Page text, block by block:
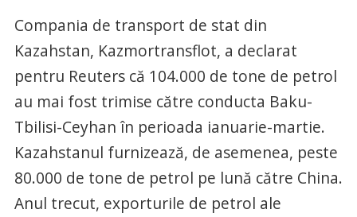
Compania de transport de stat din
Kazahstan, Kazmortransflot, a declarat
pentru Reuters că 104.000 de tone de petrol
au mai fost trimise către conducta Baku-
Tbilisi-Ceyhan în perioada ianuarie-martie.
Kazahstanul furnizează, de asemenea, peste
80.000 de tone de petrol pe lună către China.
Anul trecut, exporturile de petrol ale